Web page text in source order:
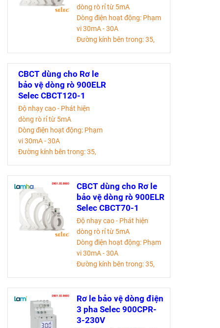
dòng rò rỉ từ 5mA
Dòng điện hoạt động: Phạm
vi 30mA - 30A
Đường kính bên trong: 35,
Lắp bảng điều khiển.
CBCT dùng cho Rơ le
bảo vệ dòng rò 900ELR
Selec CBCT120-1
Độ nhạy cao - Phát hiện
dòng rò rỉ từ 5mA
Dòng điện hoạt động: Phạm
vi 30mA - 30A
Đường kính bên trong: 35,
Lắp bảng điều khiển.
Tài liệu kỹ thuật
CBCT dùng cho Rơ le
bảo vệ dòng rò 900ELR
Selec CBCT70-1
Độ nhạy cao - Phát hiện
dòng rò rỉ từ 5mA
Dòng điện hoạt động: Phạm
vi 30mA - 30A
Đường kính bên trong: 35,
Lắp bảng điều khiển.
Tài liệu kỹ thuật
Rơ le bảo vệ dòng điện
3 pha Selec 900CPR-
3-230V